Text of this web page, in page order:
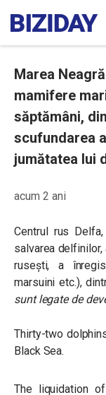
Marea
mamifere
săptămâni,
scufundarea
jumătatea lui
acum 2 ani
Centrul rus
salvarea
rusești, a
marsuini etc.),
sunt legate de
Thirty-two
Black Sea.
The liquidation